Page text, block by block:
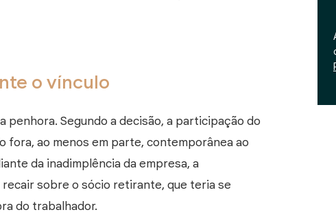
o vínculo
penhora. Segundo a decisão, a participação do
fora, ao menos em parte, contemporânea ao
da inadimplência da empresa, a
sobre o sócio retirante, que teria se
do trabalhador.